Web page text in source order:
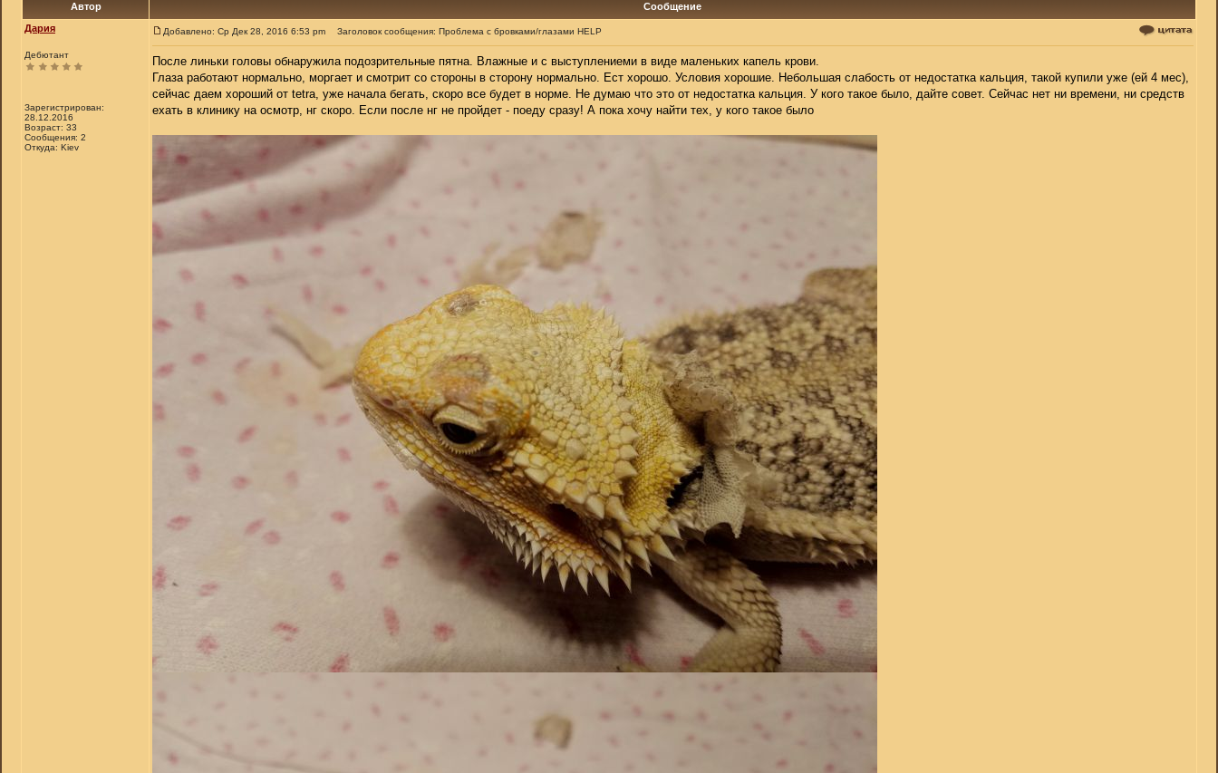
Автор
Сообщение
Дария
Дебютант
Зарегистрирован:
28.12.2016
Возраст: 33
Сообщения: 2
Откуда: Kiev
Добавлено: Ср Дек 28, 2016 6:53 pm Заголовок сообщения: Проблема с бровками/глазами HELP
После линьки головы обнаружила подозрительные пятна. Влажные и с выступлениеми в виде маленьких капель крови.
Глаза работают нормально, моргает и смотрит со стороны в сторону нормально. Ест хорошо. Условия хорошие. Небольшая слабость от недостатка кальция, такой купили уже (ей 4 мес),
сейчас даем хороший от tetra, уже начала бегать, скоро все будет в норме. Не думаю что это от недостатка кальция. У кого такое было, дайте совет. Сейчас нет ни времени, ни средств
ехать в клинику на осмотр, нг скоро. Если после нг не пройдет - поеду сразу! А пока хочу найти тех, у кого такое было